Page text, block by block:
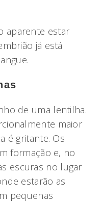
aparente estar
já está
de uma lentilha.
maior
é gritante. Os
formação e, no
escuras no lugar
estarão as
pequenas